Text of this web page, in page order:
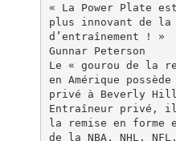
« La Power Plate
plus innovant de la
d’entraînement ! »
Gunnar Peterson
Le « gourou de la
en Amérique
privé à Beverly
Entraîneur privé, il
la remise en forme
de la NBA, NHL,